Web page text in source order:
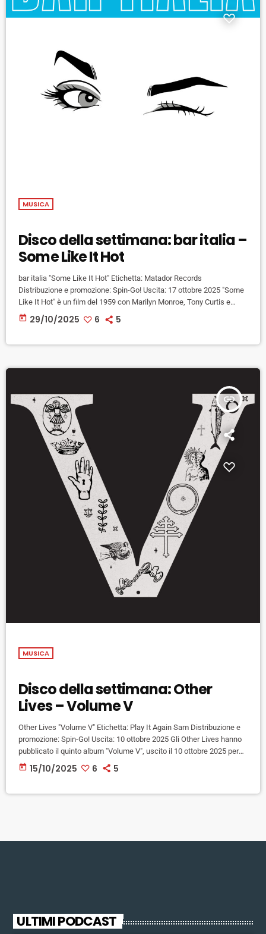
MUSICA
Disco della settimana: bar italia –
Some Like It Hot
bar italia "Some Like It Hot" Etichetta: Matador Records
Distribuzione e promozione: Spin-Go! Uscita: 17 ottobre 2025 "Some
Like It Hot" è un film del 1959 con Marilyn Monroe, Tony Curtis e
Jack Lemmon che racconta le avventure di un gruppo di musicisti
ribelli. È divertente, sexy, turbolento e intramontabile con un cast di
today 29/10/2025 6 5
insert_link
MUSICA
Disco della settimana: Other
Lives – Volume V
Other Lives "Volume V" Etichetta: Play It Again Sam Distribuzione e
promozione: Spin-Go! Uscita: 10 ottobre 2025 Gli Other Lives hanno
pubblicato il quinto album "Volume V", uscito il 10 ottobre 2025 per
l'etichetta Play It Again Sam. Un disco di straordinaria profondità
musicale ed emotiva, "Volume V", composto da 10 tracce,
today 15/10/2025 6 5
ULTIMI PODCAST